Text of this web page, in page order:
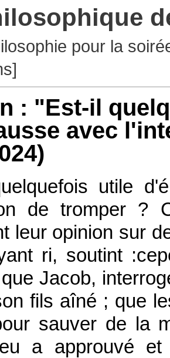
pour la
: "Est-il
avec
utile
de tromper ?
leur opinion sur
ri, soutint
Jacob,
fils aîné ; que
sauver de la
a approuvé